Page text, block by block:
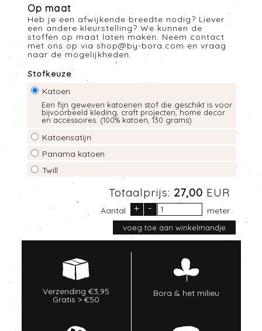
Op maat
Heb je een afwijkende breedte nodig? Liever
een andere kleurstelling? We kunnen de
stoffen op maat laten maken. Neem contact
met ons op via shop@by-bora.com en vraag
naar de mogelijkheden.
Stofkeuze
Katoen
Een fijn geweven katoenen stof die geschikt is voor
bijvoorbeeld kleding, craft projecten, home decor
en accessoires. (100% katoen, 130 grams)
Katoensatijn
Panama katoen
Twill
Totaalprijs: 27,00 EUR
Aantal + - meter
Verzending €3,95
Gratis > €50
Bora & het milieu